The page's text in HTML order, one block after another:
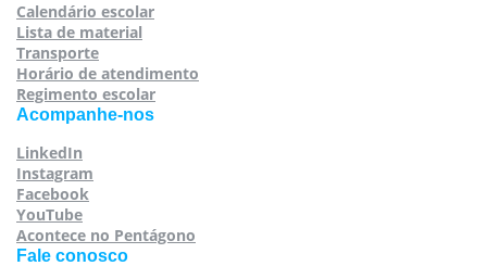
Calendário escolar
Lista de material
Transporte
Horário de atendimento
Regimento escolar
Acompanhe-nos
LinkedIn
Instagram
Facebook
YouTube
Acontece no Pentágono
Fale conosco